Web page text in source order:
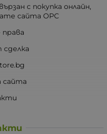
с покупка онлайн,
сайта ОРС
сайта